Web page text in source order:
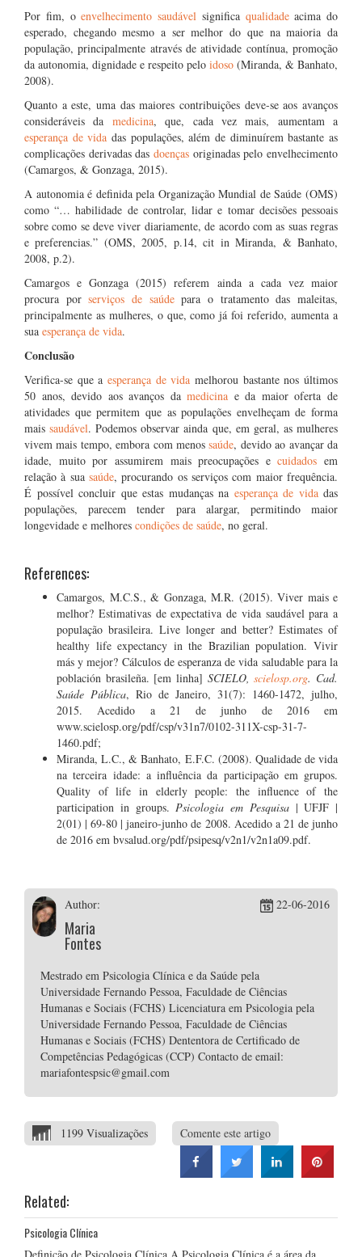
Por fim, oenvelhecimento saudável significa qualidadeacima do
esperado, chegando mesmo a ser melhor do que na maioria da
população, principalmente através de atividade contínua, promoção
da autonomia, dignidade e respeito pelo idoso (Miranda, & Banhato,
2008).
Quanto a este, uma das maiores contribuições deve-se aos avanços
consideráveis da medicina, que, cada vez mais, aumentam a
esperança de vida das populações, além de diminuírem bastante as
complicações derivadas das doenças originadas pelo envelhecimento
(Camargos, & Gonzaga, 2015).
A autonomia é definida pela Organização Mundial de Saúde (OMS)
como “… habilidade de controlar, lidar e tomar decisões pessoais
sobre como se deve viver diariamente, de acordo com as suas regras
e preferencias.” (OMS, 2005, p.14, cit in Miranda, & Banhato,
2008, p.2).
Camargos e Gonzaga (2015) referem ainda a cada vez maior
procura porserviços de saúdepara o tratamento das maleitas,
principalmente as mulheres, o que, como já foi referido, aumenta a
sua esperança de vida.
Conclusão
Verifica-se que a esperança de vida melhorou bastante nos últimos
50 anos, devido aos avanços damedicina e da maior oferta de
atividades que permitem que as populações envelheçam de forma
maissaudável. Podemos observar ainda que, em geral, as mulheres
vivem mais tempo, embora com menossaúde, devido ao avançar da
idade, muito por assumirem mais preocupações ecuidados em
relação à sua saúde, procurando os serviços com maior frequência.
É possível concluir que estas mudanças na esperança de vidadas
populações, parecem tender para alargar, permitindo maior
longevidade e melhores condições de saúde, no geral.
References:
Camargos, M.C.S., & Gonzaga, M.R. (2015). Viver mais e
melhor? Estimativas de expectativa de vida saudável para a
população brasileira. Live longer and better? Estimates of
healthy life expectancy in the Brazilian population. Vivir
más y mejor? Cálculos de esperanza de vida saludable para la
población brasileña. [em linha] SCIELO,scielosp.org. Cad.
Saúde Pública, Rio de Janeiro, 31(7): 1460-1472, julho,
2015. Acedido a 21 de junho de 2016 em
www.scielosp.org/pdf/csp/v31n7/0102-311X-csp-31-7-
1460.pdf;
Miranda, L.C., & Banhato, E.F.C. (2008). Qualidade de vida
na terceira idade: a influência da participação em grupos.
Quality of life in elderly people: the influence of the
participation in groups.Psicologia em Pesquisa| UFJF |
2(01) | 69-80 | janeiro-junho de 2008. Acedido a 21 de junho
de 2016 em bvsalud.org/pdf/psipesq/v2n1/v2n1a09.pdf.
Author:
Maria
Fontes
22-06-2016
Mestrado em Psicologia Clínica e da Saúde pela
Universidade Fernando Pessoa, Faculdade de Ciências
Humanas e Sociais (FCHS) Licenciatura em Psicologia pela
Universidade Fernando Pessoa, Faculdade de Ciências
Humanas e Sociais (FCHS) Dententora de Certificado de
Competências Pedagógicas (CCP) Contacto de email:
mariafontespsic@gmail.com
1199 Visualizações Comente este artigo
Related:
Psicologia Clínica